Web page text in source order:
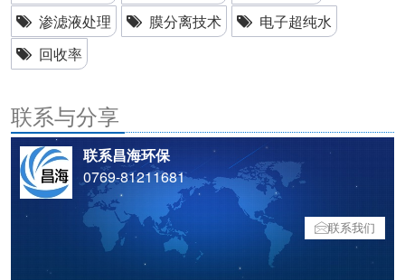
渗滤液处理
膜分离技术
电子超纯水
回收率
联系与分享
联系昌海环保
0769-81211681
联系我们